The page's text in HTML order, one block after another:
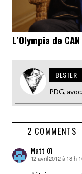
L’Olympia de
BESTER
PDG,
2 COMMENTS
Matt Oï
dit :
12 avril 2012 à 18 h